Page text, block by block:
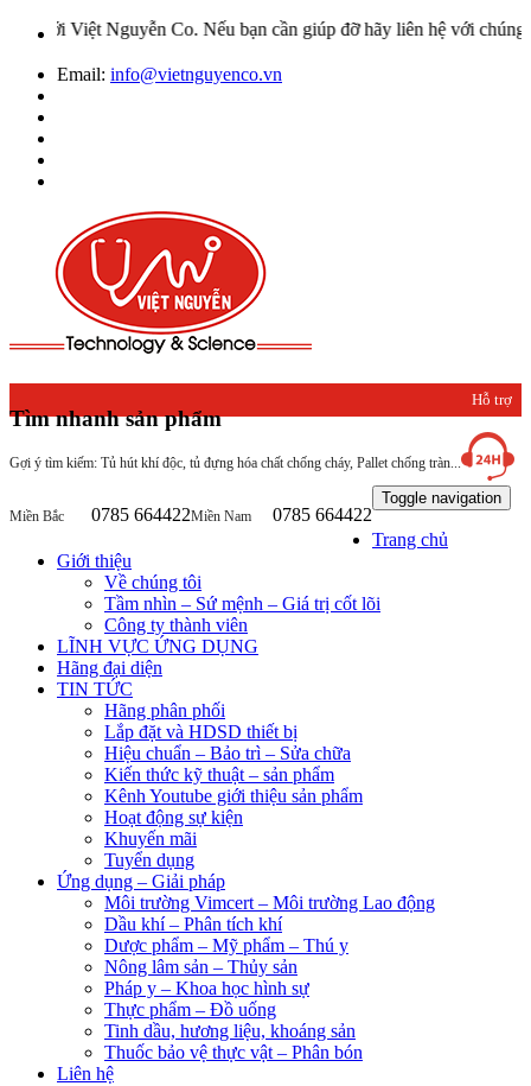
Nguyễn Co. Nếu bạn cần giúp đỡ hãy liên hệ với chúng tôi qua
Email: info@vietnguyenco.vn
Tìm nhanh sản phẩm
Gợi ý tìm kiếm: Tủ hút khí độc, tủ đựng hóa chất chống cháy, Pallet chống tràn...
Hỗ trợ
khách
hàng
Miền Bắc 0785 664422Miền Nam 0785 664422
Toggle navigation
Trang chủ
Giới thiệu
Về chúng tôi
Tầm nhìn – Sứ mệnh – Giá trị cốt lõi
Công ty thành viên
LĨNH VỰC ỨNG DỤNG
Hãng đại diện
TIN TỨC
Hãng phân phối
Lắp đặt và HDSD thiết bị
Hiệu chuẩn – Bảo trì – Sửa chữa
Kiến thức kỹ thuật – sản phẩm
Kênh Youtube giới thiệu sản phẩm
Hoạt động sự kiện
Khuyến mãi
Tuyển dụng
Ứng dụng – Giải pháp
Môi trường Vimcert – Môi trường Lao động
Dầu khí – Phân tích khí
Dược phẩm – Mỹ phẩm – Thú y
Nông lâm sản – Thủy sản
Pháp y – Khoa học hình sự
Thực phẩm – Đồ uống
Tinh dầu, hương liệu, khoáng sản
Thuốc bảo vệ thực vật – Phân bón
Liên hệ